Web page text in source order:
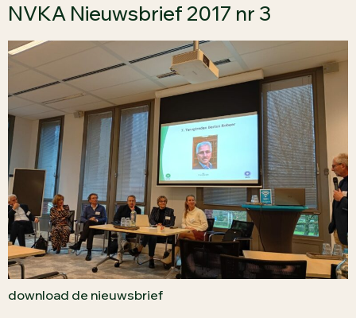
NVKA Nieuwsbrief 2017 nr 3
download de nieuwsbrief